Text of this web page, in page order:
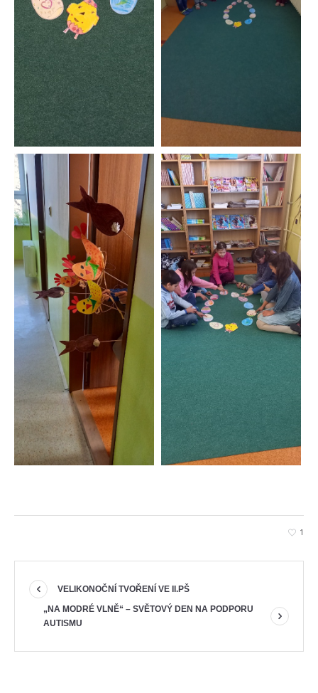
1
VELIKONOČNÍ TVOŘENÍ VE II.PŠ
„NA MODRÉ VLNĚ“ – SVĚTOVÝ DEN NA PODPORU
AUTISMU